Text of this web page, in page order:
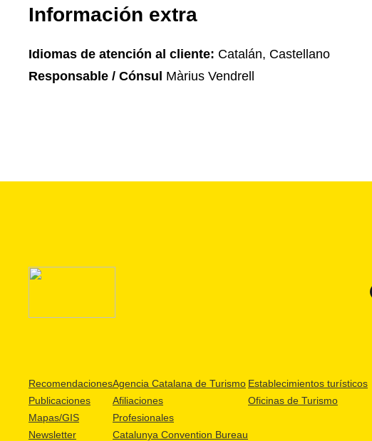
Información extra
Idiomas de atención al cliente: Catalán, Castellano
Responsable / Cónsul Màrius Vendrell
Recomendaciones
Publicaciones
Mapas/GIS
Newsletter
Agencia Catalana de Turismo
Afiliaciones
Profesionales
Catalunya Convention Bureau
Establecimientos turísticos
Oficinas de Turismo